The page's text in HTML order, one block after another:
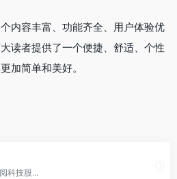
内容丰富、功能齐全、用户体验优
读者提供了一个便捷、舒适、个性
加简单和美好。
科技股...